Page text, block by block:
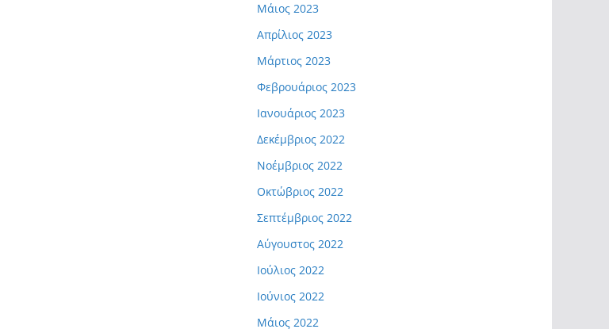
Μάιος 2023
Απρίλιος 2023
Μάρτιος 2023
Φεβρουάριος 2023
Ιανουάριος 2023
Δεκέμβριος 2022
Νοέμβριος 2022
Οκτώβριος 2022
Σεπτέμβριος 2022
Αύγουστος 2022
Ιούλιος 2022
Ιούνιος 2022
Μάιος 2022